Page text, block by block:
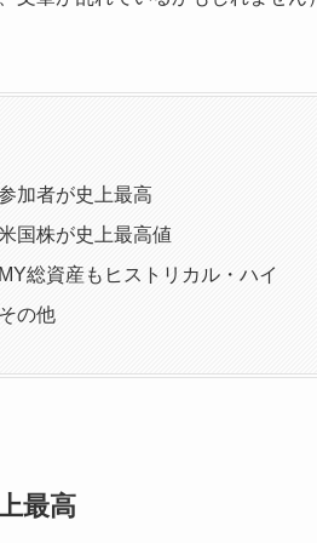
加者が史上最高
国株が史上最高値
MY総資産もヒストリカル・ハイ
その他
最高